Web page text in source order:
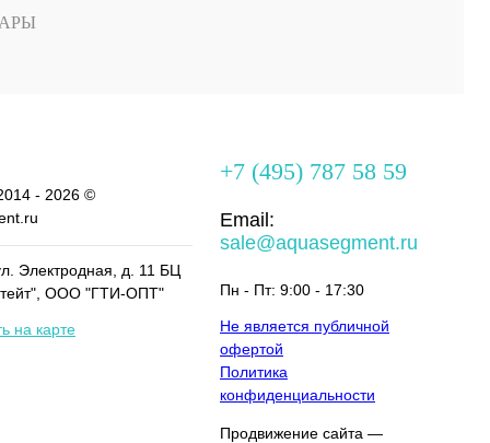
- 2026 ©
Электродная, д. 11 БЦ
ООО "ГТИ-ОПТ"
на карте
+7 (495) 787 58 59
Email:
sale@aquasegment.ru
Пн - Пт: 9:00 - 17:30
Не является публичной
офертой
Политика
конфиденциальности
Продвижение сайта —